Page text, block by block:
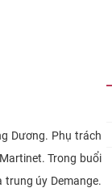
Dương. Phụ trách
Trong buổi
trung úy Demange.